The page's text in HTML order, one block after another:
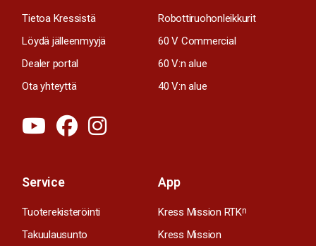
Tietoa Kressistä
Löydä jälleenmyyjä
Dealer portal
Ota yhteyttä
Robottiruohonleikkurit
60 V Commercial
60 V:n alue
40 V:n alue
Service
Tuoterekisteröinti
Takuulausunto
App
Kress Mission RTKn
Kress Mission